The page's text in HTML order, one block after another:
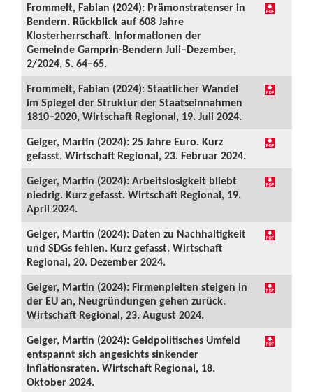
Frommelt, Fabian (2024): Prämonstratenser in
Bendern. Rückblick auf 608 Jahre
Klosterherrschaft. Informationen der
Gemeinde Gamprin-Bendern Juli–Dezember,
2/2024, S. 64–65.
Frommelt, Fabian (2024): Staatlicher Wandel
im Spiegel der Struktur der Staatseinnahmen
1810–2020, Wirtschaft Regional, 19. Juli 2024.
Geiger, Martin (2024): 25 Jahre Euro. Kurz
gefasst. Wirtschaft Regional, 23. Februar 2024.
Geiger, Martin (2024): Arbeitslosigkeit bliebt
niedrig. Kurz gefasst. Wirtschaft Regional, 19.
April 2024.
Geiger, Martin (2024): Daten zu Nachhaltigkeit
und SDGs fehlen. Kurz gefasst. Wirtschaft
Regional, 20. Dezember 2024.
Geiger, Martin (2024): Firmenpleiten steigen in
der EU an, Neugründungen gehen zurück.
Wirtschaft Regional, 23. August 2024.
Geiger, Martin (2024): Geldpolitisches Umfeld
entspannt sich angesichts sinkender
Inflationsraten. Wirtschaft Regional, 18.
Oktober 2024.